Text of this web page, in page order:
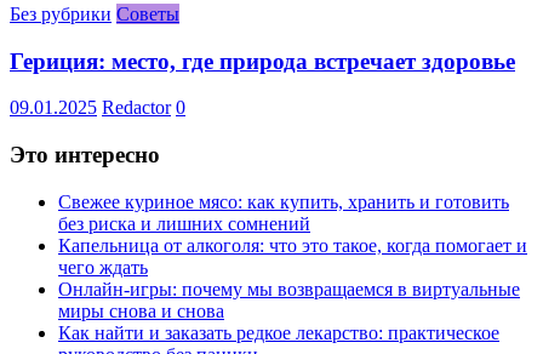
Без рубрики Советы
Гериция: место, где природа встречает здоровье
09.01.2025 Redactor 0
Это интересно
Свежее куриное мясо: как купить, хранить и готовить
без риска и лишних сомнений
Капельница от алкоголя: что это такое, когда помогает и
чего ждать
Онлайн-игры: почему мы возвращаемся в виртуальные
миры снова и снова
Как найти и заказать редкое лекарство: практическое